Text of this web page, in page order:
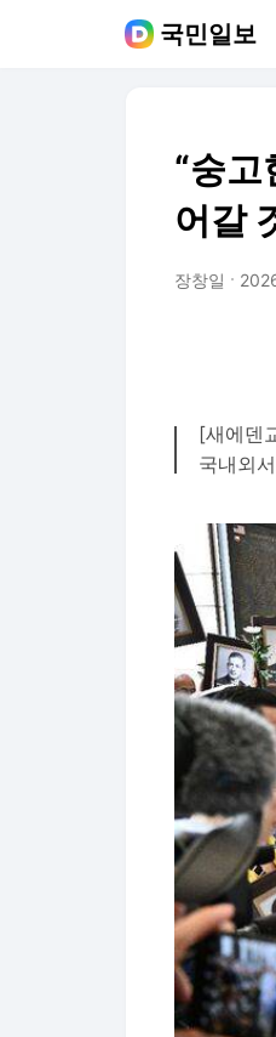
국민일보
“숭고
어갈
장창일
[새에덴
국내외